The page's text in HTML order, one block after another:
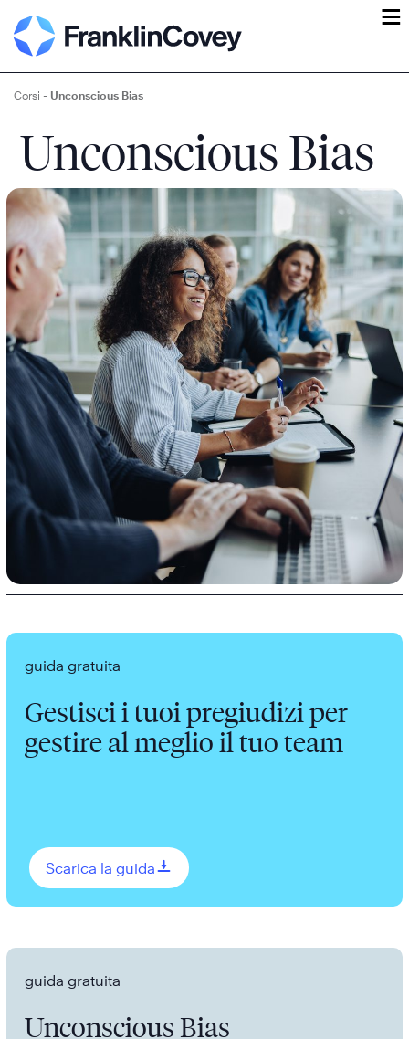
ĕ
Corsi - Unconscious Bias
Unconscious Bias
guida gratuita
Gestisci i tuoi pregiudizi per
gestire al meglio il tuo team
Scarica la guida0
guida gratuita
Unconscious Bias